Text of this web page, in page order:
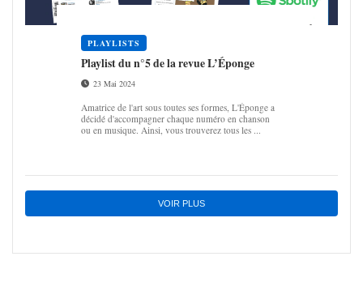
PLAYLISTS
Play­list du n°5 de la revue L’Éponge
23 Mai 2024
Amatrice de l'art sous toutes ses formes, L'Éponge a
décidé d'accompagner chaque numéro en chanson
ou en musique. Ainsi, vous trouverez tous les ...
VOIR PLUS